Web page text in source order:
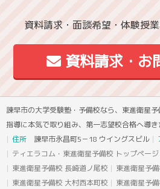
資料請求・面談希望・体験授
資料請求・お
諫早市の大学受験塾・予備校なら、東進衛星
指導に本気で取り組み、第一志望校合格へ導き
住所 諫早市永昌町5－18 ウイングスビル
ティエラコム・東進衛星予備校 トップページ
東進衛星予備校 長崎道ノ尾校
東進衛星予
東進衛星予備校 大村西本町校
東進衛星予